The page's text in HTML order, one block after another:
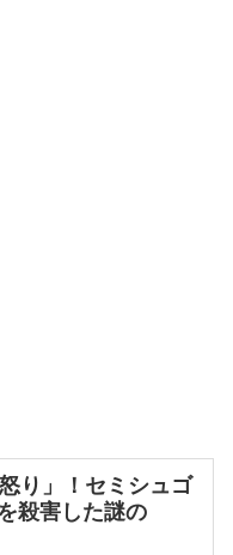
り」！セミシュゴ
殺害した謎の